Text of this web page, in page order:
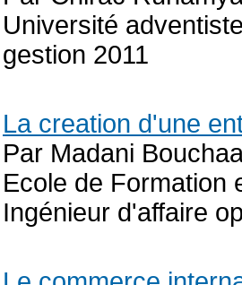
Université
gestion 2011
La creation d'une
Par Madani
Ecole de Formation
Ingénieur d'affaire